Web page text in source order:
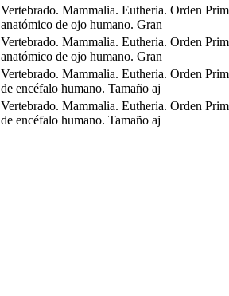
Vertebrado. Mammalia. Eutheria. Orden
anatómico de ojo humano. Gran
Vertebrado. Mammalia. Eutheria. Orden
anatómico de ojo humano. Gran
Vertebrado. Mammalia. Eutheria. Orden
de encéfalo humano. Tamaño aj
Vertebrado. Mammalia. Eutheria. Orden
de encéfalo humano. Tamaño aj